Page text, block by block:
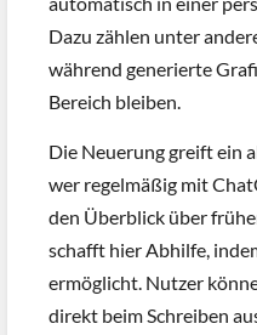
Dazu zählen unter
während generierte
Bereich bleiben.
Die Neuerung greift ein
wer regelmäßig mit
den Überblick über
schafft hier Abhilfe,
ermöglicht. Nutzer
direkt beim Schreiben